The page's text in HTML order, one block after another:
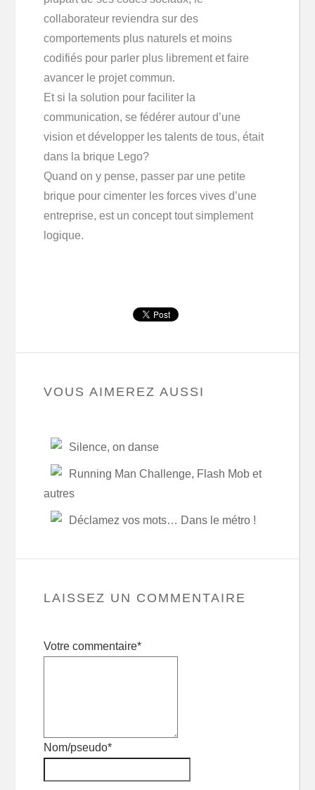
collaborateur reviendra sur des
comportements plus naturels et moins
codifiés pour parler plus librement et faire
avancer le projet commun.
Et si la solution pour faciliter la
communication, se fédérer autour d’une
vision et développer les talents de tous, était
dans la brique Lego?
Quand on y pense, passer par une petite
brique pour cimenter les forces vives d’une
entreprise, est un concept tout simplement
logique.
VOUS AIMEREZ AUSSI
Silence, on danse
Running Man Challenge, Flash Mob et
autres
Déclamez vos mots… Dans le métro !
LAISSEZ UN COMMENTAIRE
Votre commentaire*
Nom/pseudo*